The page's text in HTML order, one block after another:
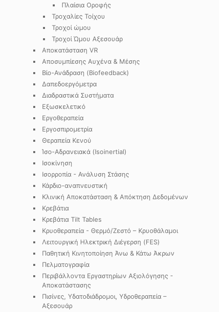
Πλαίσια Οροφής
Τροχαλίες Τοίχου
Τροχοί ώμου
Τροχοί Ώμου Αξεσουάρ
Αποκατάσταση VR
Αποσυμπίεσης Αυχένα & Μέσης
Βίο-Ανάδραση (Biofeedback)
Δαπεδοεργόμετρα
Διαδραστικά Συστήματα
Εξωσκελετικό
Εργοθεραπεία
Εργοσπιρομετρία
Θεραπεία Κενού
Ίσο-Αδρανειακά (Isoinertial)
Ισοκίνηση
Ισορροπία - Ανάλυση Στάσης
Κάρδιο-αναπνευστική
Κλινική Αποκατάσταση & Απόκτηση Δεδομένων
Κρεβάτια
Κρεβάτια Tilt Tables
Κρυοθεραπεία - Θερμό/Ζεστό – Κρυοθάλαμοι
Λειτουργική Ηλεκτρική Διέγερση (FES)
Παθητική Κινητοποίηση Άνω & Κάτω Άκρων
Πελματογραφία
Περιβάλλοντα Εργαστηρίων Αξιολόγησης -
Αποκατάστασης
Πισίνες, Υδατοδιάδρομοι, Υδροθεραπεία –
Αξεσουάρ